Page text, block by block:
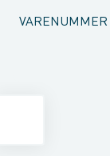
VARENUMMER